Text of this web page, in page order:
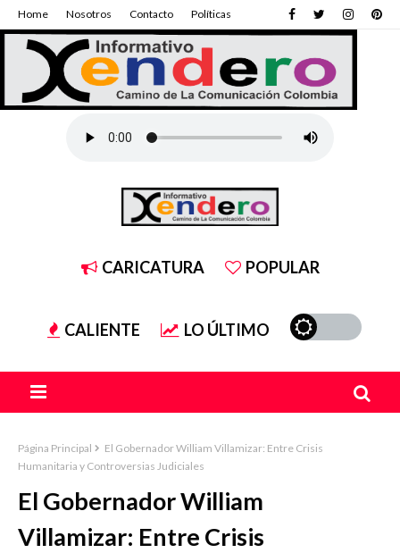
Home Nosotros Contacto Políticas
CARICATURA POPULAR
CALIENTE LO ÚLTIMO
Página Principal
El Gobernador William Villamizar: Entre Crisis
Humanitaria y Controversias Judiciales
El Gobernador William
Villamizar: Entre Crisis